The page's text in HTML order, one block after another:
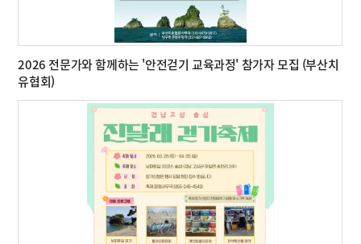
2026 전문가와 함께하는 '안전걷기 교육과정' 참가자 모집 (부산치
유협회)